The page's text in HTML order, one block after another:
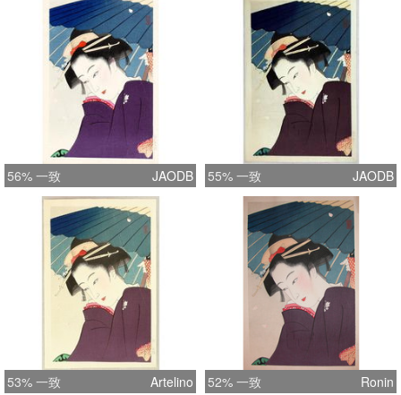
56% 一致 JAODB 55% 一致 JAODB
53% 一致 Artelino 52% 一致 Ronin